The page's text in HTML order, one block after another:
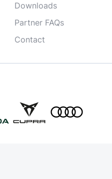
Downloads
Partner FAQs
Contact